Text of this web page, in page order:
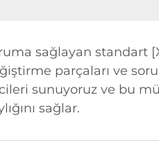
sağlayan standart
parçaları ve
sunuyoruz ve bu
sağlar.